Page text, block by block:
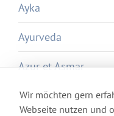
Wir möchten gern
Webseite nutzen und
Ayka
Ayurveda
Azur et Asmar